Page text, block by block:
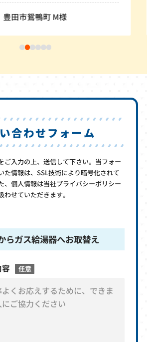
豊田市鴛鴨町 M様
合わせフォーム
ご入力の上、送信して下さい。当フォー
た情報は、SSL技術により暗号化されて
、個人情報は当社プライバシーポリシー
わせていただきます。
らガス給湯器へお取替え
任意